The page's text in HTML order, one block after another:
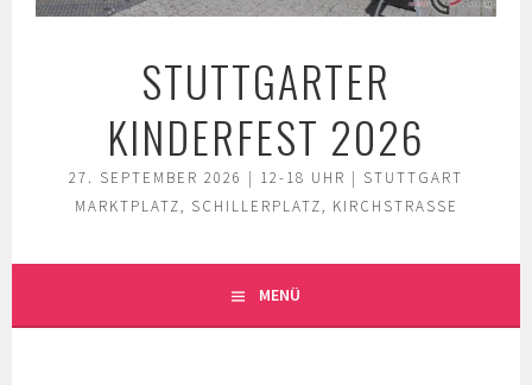
STUTTGARTER
KINDERFEST 2026
27. SEPTEMBER 2026 | 12-18 UHR | STUTTGART
MARKTPLATZ, SCHILLERPLATZ, KIRCHSTRASSE
MENÜ